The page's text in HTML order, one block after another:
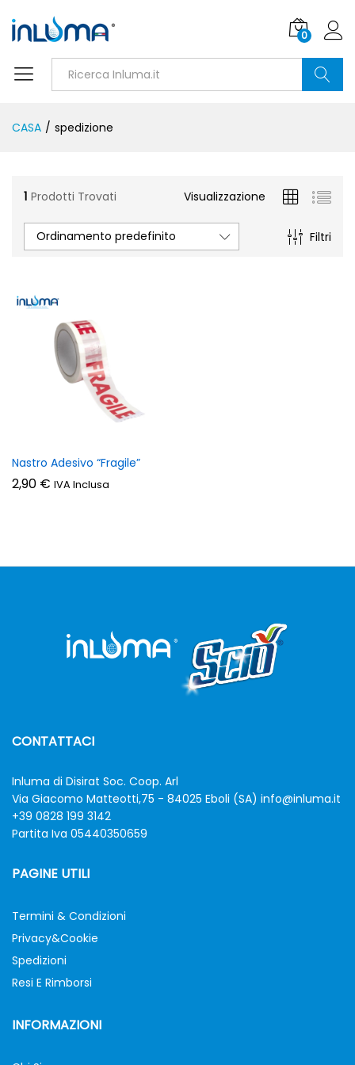
0
CASA / spedizione
1 Prodotti Trovati Visualizzazione
Filtri
Ordinamento predefinito
Nastro Adesivo “Fragile”
2,90 € IVA Inclusa
CONTATTACI
Inluma di Disirat Soc. Coop. Arl
Via Giacomo Matteotti,75 - 84025 Eboli (SA) info@inluma.it
+39 0828 199 3142
Partita Iva 05440350659
PAGINE UTILI
Termini & Condizioni
Privacy&Cookie
Spedizioni
Resi E Rimborsi
INFORMAZIONI